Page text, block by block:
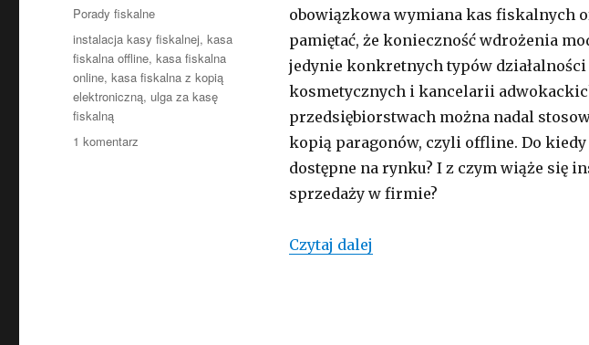
obowiązkowa wymiana kas fiskalnych
pamiętać, że konieczność wdrożenia
jedynie konkretnych typów
kosmetycznych i kancelarii
przedsiębiorstwach można nadal
kopią paragonów, czyli offline. Do
dostępne na rynku? I z czym wiąże się
sprzedaży w firmie?
Czytaj dalej Kasy fiskalne z kopią
Kategorie
Porady fiskalne
Tagi
instalacja kasy fiskalnej,kasa
fiskalna offline,kasa fiskalna
online,kasa fiskalna z kopią
elektroniczną, ulga za kasę
fiskalną
1 komentarz